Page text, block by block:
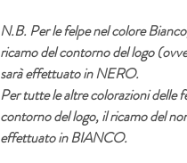
N.B. Per le felpe nel colore
ricamo del contorno del logo
sarà effettuato in NERO.
Per tutte le altre colorazioni delle
contorno del logo, il ricamo del
effettuato in BIANCO.